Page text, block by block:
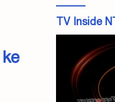
TV Inside